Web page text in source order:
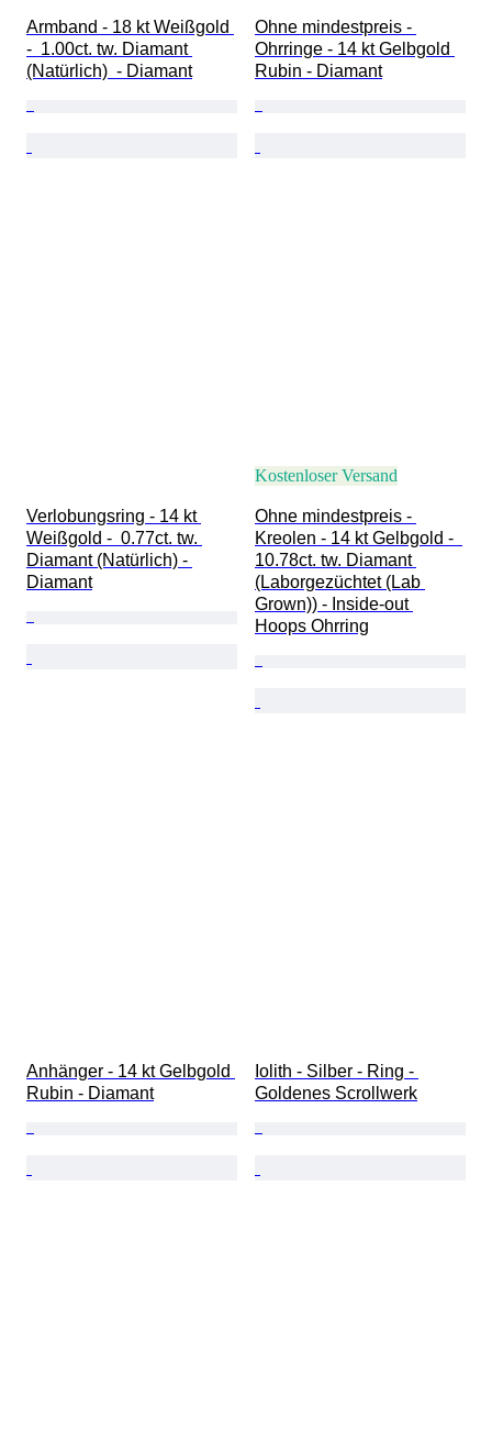
Armband - 18 kt Weißgold
-  1.00ct. tw. Diamant
(Natürlich)  - Diamant
Ohne mindestpreis -
Ohrringe - 14 kt Gelbgold
Rubin - Diamant
Verlobungsring - 14 kt
Weißgold -  0.77ct. tw.
Diamant (Natürlich) -
Diamant
Kostenloser Versand
Ohne mindestpreis -
Kreolen - 14 kt Gelbgold -
10.78ct. tw. Diamant
(Laborgezüchtet (Lab
Grown)) - Inside-out
Hoops Ohrring
Anhänger - 14 kt Gelbgold
Rubin - Diamant
Iolith - Silber - Ring -
Goldenes Scrollwerk